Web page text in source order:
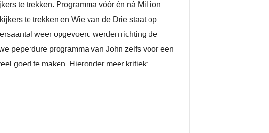
te trekken. Programma vóór én ná Million
kijkers te trekken en Wie van de Drie staat op
weer opgevoerd werden richting de
peperdure programma van John zelfs voor een
goed te maken. Hieronder meer kritiek: